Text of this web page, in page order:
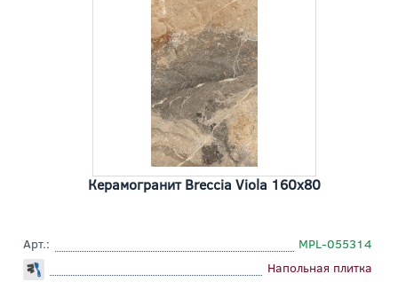
Керамогранит Breccia Viola 160x80
Арт.:
MPL-055314
Напольная плитка